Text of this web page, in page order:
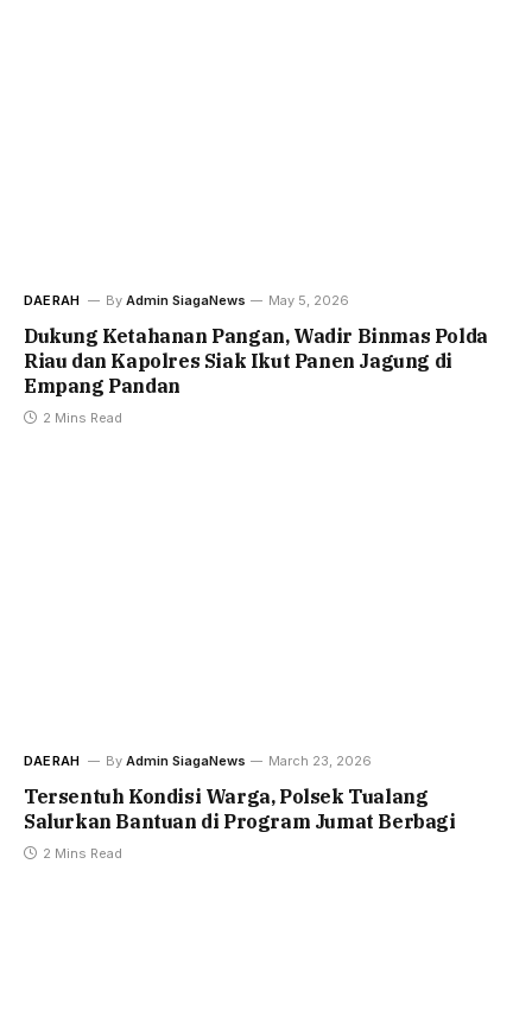
DAERAH By Admin SiagaNews May 5, 2026
Dukung Ketahanan Pangan, Wadir Binmas Polda
Riau dan Kapolres Siak Ikut Panen Jagung di
Empang Pandan
2 Mins Read
DAERAH By Admin SiagaNews March 23, 2026
Tersentuh Kondisi Warga, Polsek Tualang
Salurkan Bantuan di Program Jumat Berbagi
2 Mins Read